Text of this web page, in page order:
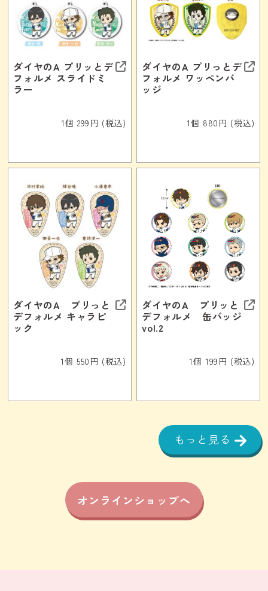
ダイヤのA プリッとデ
フォルメ スライドミ
ラー
1個 299円 (税込)
ダイヤのA プリっとデ
フォルメ ワッペンバ
ッジ
1個 880円 (税込)
ダイヤのA プリっと
デフォルメ キャラピ
ック
1個 550円 (税込)
ダイヤのA プリッと
デフォルメ 缶バッジ
vol.2
1個 199円 (税込)
もっと見る
オンラインショップへ